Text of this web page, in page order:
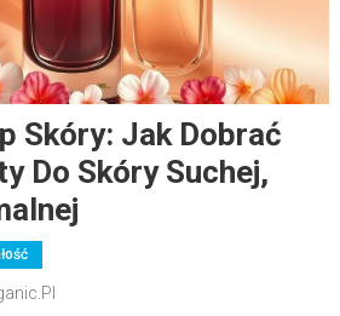
Skóry: Jak Dobrać
Do Skóry Suchej,